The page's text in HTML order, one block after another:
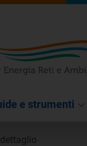
e strumenti
dettaglio